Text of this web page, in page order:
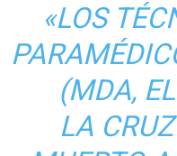
«LOS
(MDA,
LA